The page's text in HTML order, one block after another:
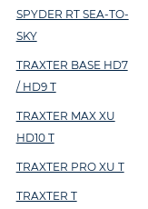
SPYDER RT SEA-TO-
SKY
TRAXTER BASE HD7
/ HD9 T
TRAXTER MAX XU
HD10 T
TRAXTER PRO XU T
TRAXTER T